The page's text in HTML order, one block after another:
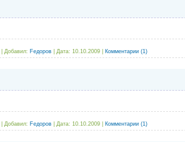
Добавил: Fедоров Дата: 10.10.2009 Комментарии (1)
Добавил: Fедоров Дата: 10.10.2009 Комментарии (1)